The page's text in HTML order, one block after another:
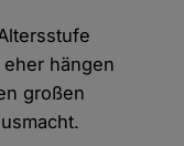
hängen
großen